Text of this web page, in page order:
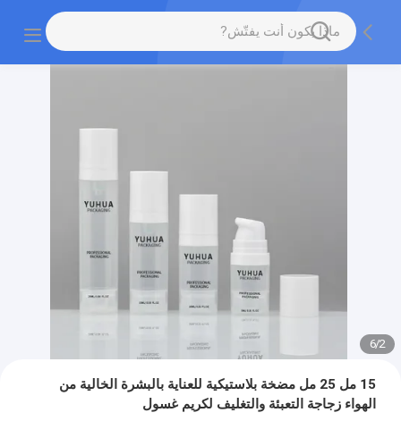
2
/
6
15 مل 25 مل مضخة بلاستيكية للعناية بالبشرة الخالية من
الهواء زجاجة التعبئة والتغليف لكريم غسول